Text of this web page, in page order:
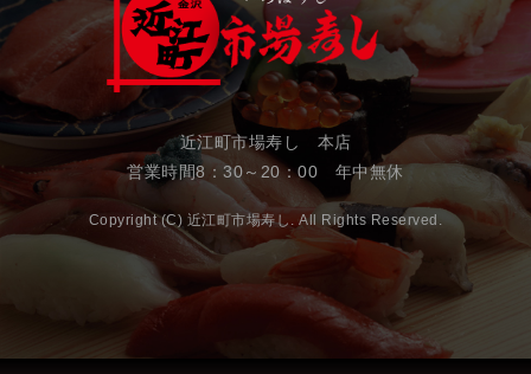
近江町市場寿し 本店
営業時間8：30～20：00 年中無休
Copyright (C) 近江町市場寿し. All Rights Reserved.